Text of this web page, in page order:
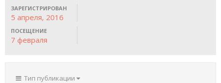
ЗАРЕГИСТРИРОВАН
5 апреля, 2016
ПОСЕЩЕНИЕ
7 февраля
Тип публикации